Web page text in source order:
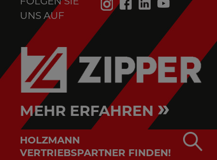
UNS AUF
MEHR ERFAHREN »
HOLZMANN
VERTRIEBSPARTNER FINDEN!